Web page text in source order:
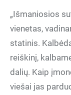
„Išmaniosios
vienetas,
statinis.
reiškinį,
dalių. Kaip
viešai jas